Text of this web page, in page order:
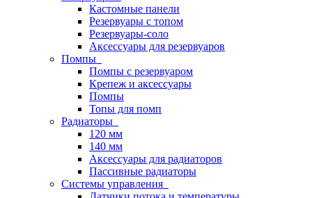
Кастомные панели
Резервуары с топом
Резервуары-соло
Аксессуары для резервуаров
Помпы
Помпы с резервуаром
Крепеж и аксессуары
Помпы
Топы для помп
Радиаторы
120 мм
140 мм
Аксессуары для радиаторов
Пассивные радиаторы
Системы управления